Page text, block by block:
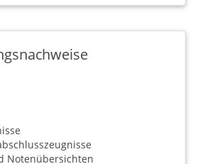
Notenübersichten